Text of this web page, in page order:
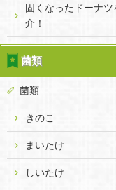
固くなったドーナ
介！
菌類
菌類
きのこ
まいたけ
しいたけ